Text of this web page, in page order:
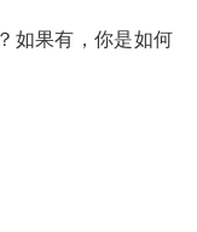
如果有，你是如何